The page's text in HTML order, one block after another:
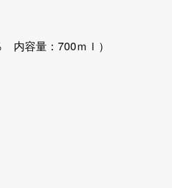
内容量：700ｍｌ）